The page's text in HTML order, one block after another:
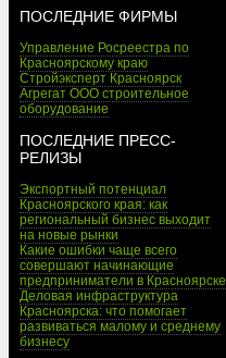
ПОСЛЕДНИЕ ФИРМЫ
Управление Росреестра по
Красноярскому краю
Стройэксперт Красноярск
Агрегат ООО строительное
оборудование
ПОСЛЕДНИЕ ПРЕСС-
РЕЛИЗЫ
Экспортный потенциал
Красноярского края: как
региональный бизнес выходит
на новые рынки
Какие ошибки чаще всего
совершают начинающие
предприниматели в Красноярске
Деловая инфраструктура
Красноярска: что помогает
развиваться малому и среднему
бизнесу